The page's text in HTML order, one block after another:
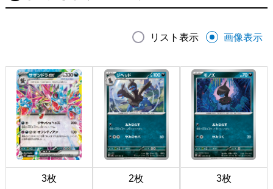
リスト表示 画像表示
3枚 2枚 3枚